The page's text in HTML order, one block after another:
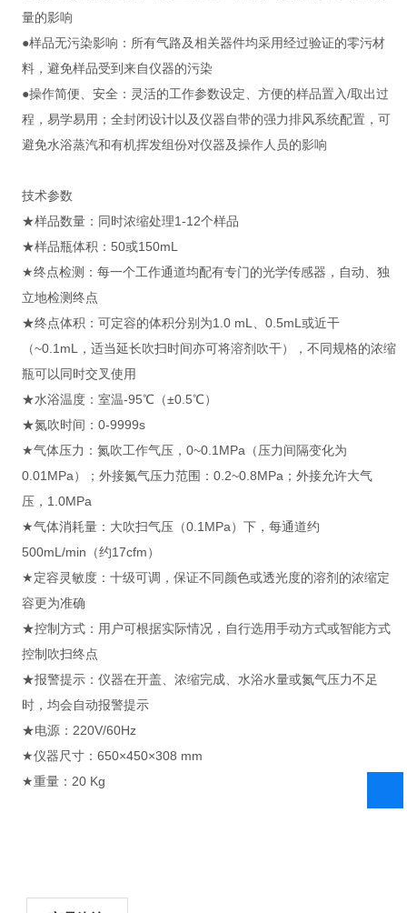
量的影响
●样品无污染影响：所有气路及相关器件均采用经过验证的零污材
料，避免样品受到来自仪器的污染
●操作简便、安全：灵活的工作参数设定、方便的样品置入/取出过
程，易学易用；全封闭设计以及仪器自带的强力排风系统配置，可
避免水浴蒸汽和有机挥发组份对仪器及操作人员的影响
技术参数
★样品数量：同时浓缩处理1-12个样品
★样品瓶体积：50或150mL
★终点检测：每一个工作通道均配有专门的光学传感器，自动、独
立地检测终点
★终点体积：可定容的体积分别为1.0 mL、0.5mL或近干
（~0.1mL，适当延长吹扫时间亦可将溶剂吹干），不同规格的浓缩
瓶可以同时交叉使用
★水浴温度：室温-95℃（±0.5℃）
★氮吹时间：0-9999s
★气体压力：氮吹工作气压，0~0.1MPa（压力间隔变化为
0.01MPa）；外接氮气压力范围：0.2~0.8MPa；外接允许大气
压，1.0MPa
★气体消耗量：大吹扫气压（0.1MPa）下，每通道约
500mL/min（约17cfm）
★定容灵敏度：十级可调，保证不同颜色或透光度的溶剂的浓缩定
容更为准确
★控制方式：用户可根据实际情况，自行选用手动方式或智能方式
控制吹扫终点
★报警提示：仪器在开盖、浓缩完成、水浴水量或氮气压力不足
时，均会自动报警提示
★电源：220V/60Hz
★仪器尺寸：650×450×308 mm
★重量：20 Kg